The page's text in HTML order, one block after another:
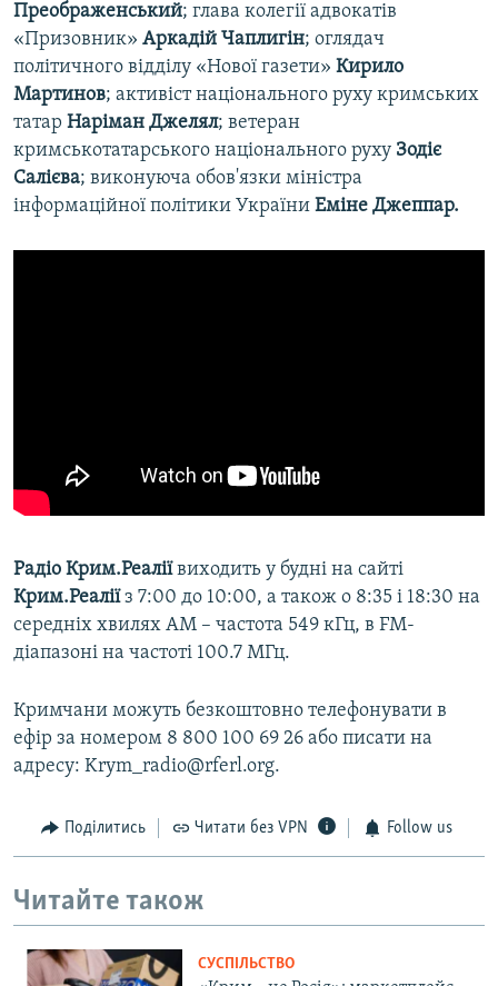
Преображенський; глава колегії адвокатів
«Призовник» Аркадій Чаплигін; оглядач
політичного відділу «Нової газети» Кирило
Мартинов; активіст національного руху кримських
татар Наріман Джелял; ветеран
кримськотатарського національного руху Зодіє
Салієва; виконуюча обов'язки міністра
інформаційної політики України Еміне Джеппар.
Радіо Крим.Реаліївиходить у будні на сайті
Крим.Реаліїз 7:00 до 10:00, а також о 8:35 і 18:30 на
середніх хвилях АМ – частота 549 кГц, в FM-
діапазоні на частоті 100.7 МГц.
Кримчани можуть безкоштовно телефонувати в
ефір за номером 8 800 100 69 26 або писати на
адресу: Krym_radio@rferl.org.
Поділитись Читати без VPN Follow us
Читайте також
СУСПІЛЬСТВО